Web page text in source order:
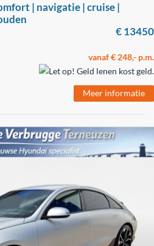
| navigatie | cruise |
€ 13450
vanaf € 248,- p.m.
Meer informatie